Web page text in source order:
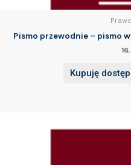
Pismo przewodnie – pismo
Kupuję